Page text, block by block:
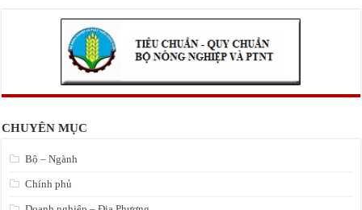
CHUYÊN MỤC
Bộ – Ngành
Chính phủ